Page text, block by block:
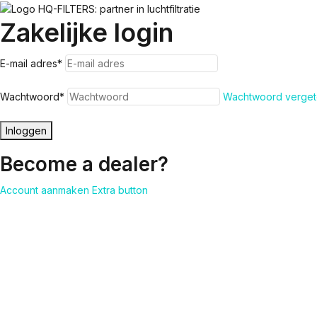
Zakelijke login
E-mail adres*
Wachtwoord* Wachtwoord
Inloggen
Become a dealer?
Account aanmaken Extra button